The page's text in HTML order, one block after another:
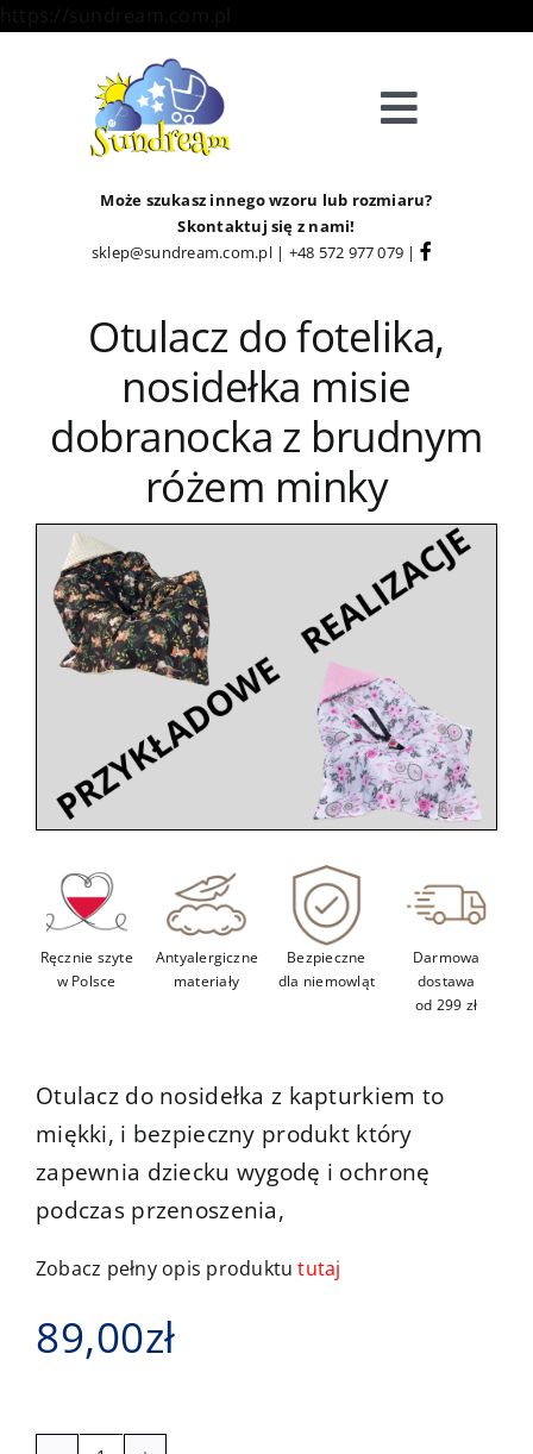
Toggle
Kategorie
Strefa Klienta
Informacje
Kontakt
Może szukasz innego wzoru lub rozmiaru?
Skontaktuj się z nami!
sklep@sundream.com.pl| +48 572 977 079 |
Otulacz do fotelika,
nosidełka misie
dobranocka z brudnym
różem minky
Ręcznie szyte
w Polsce
Antyalergiczne
materiały
Bezpieczne
dla niemowląt
Darmowa
dostawa
od 299 zł
Otulacz do nosidełka z kapturkiem to
miękki, i bezpieczny produkt który
zapewnia dziecku wygodę i ochronę
podczas przenoszenia,
Zobacz pełny opis produktututaj
89,00zł